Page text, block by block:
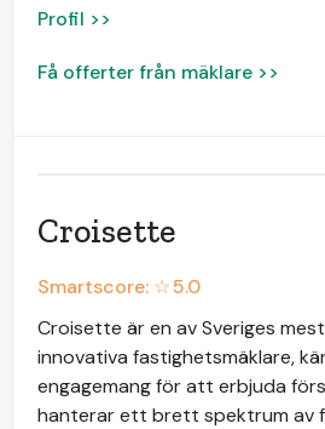
Profil >>
Få offerter från mäklare >>
Croisette
Smartscore: ☆5.0
Croisette är en av Sveriges
innovativa fastighetsmäklare,
engagemang för att erbjuda
hanterar ett brett spektrum av